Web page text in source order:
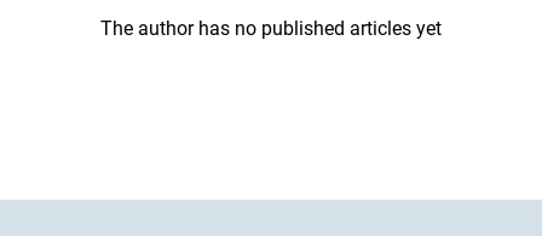
The author has no published articles yet